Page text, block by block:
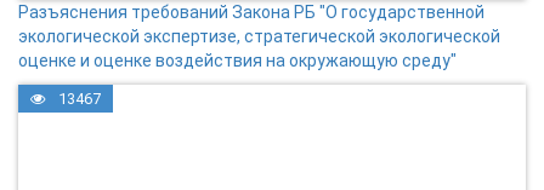
Разъяснения требований Закона РБ "О государственной
экологической экспертизе, стратегической экологической
оценке и оценке воздействия на окружающую среду"
13467